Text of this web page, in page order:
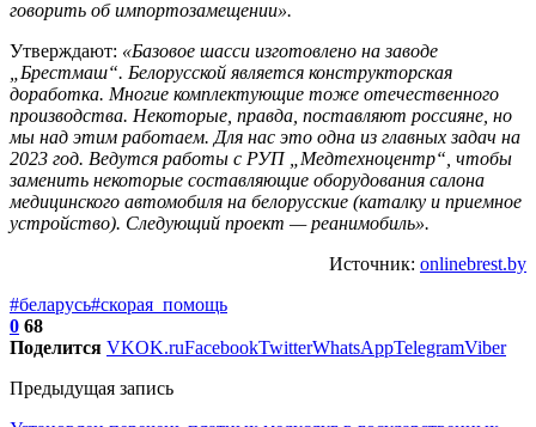
говорить об импортозамещении».
Утверждают: «Базовое шасси изготовлено на заводе
„Брестмаш“. Белорусской является конструкторская
доработка. Многие комплектующие тоже отечественного
производства. Некоторые, правда, поставляют россияне, но
мы над этим работаем. Для нас это одна из главных задач на
2023 год. Ведутся работы с РУП „Медтехноцентр“, чтобы
заменить некоторые составляющие оборудования салона
медицинского автомобиля на белорусские (каталку и приемное
устройство). Следующий проект — реанимобиль».
Источник: onlinebrest.by
#беларусь#скорая_помощь
0 68
Поделится VKOK.ruFacebookTwitterWhatsAppTelegramViber
Предыдущая запись